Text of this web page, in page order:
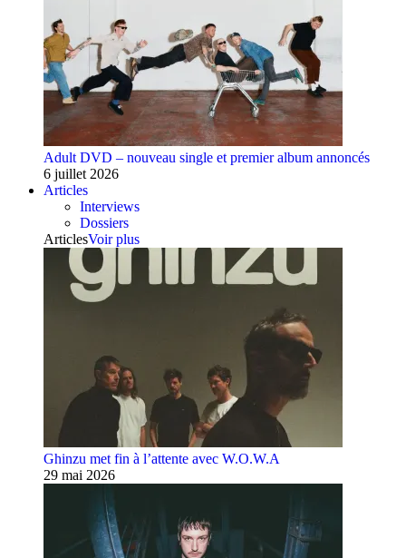
Adult DVD – nouveau single et premier album annoncés
6 juillet 2026
Articles
Interviews
Dossiers
ArticlesVoir plus
Ghinzu met fin à l’attente avec W.O.W.A
29 mai 2026